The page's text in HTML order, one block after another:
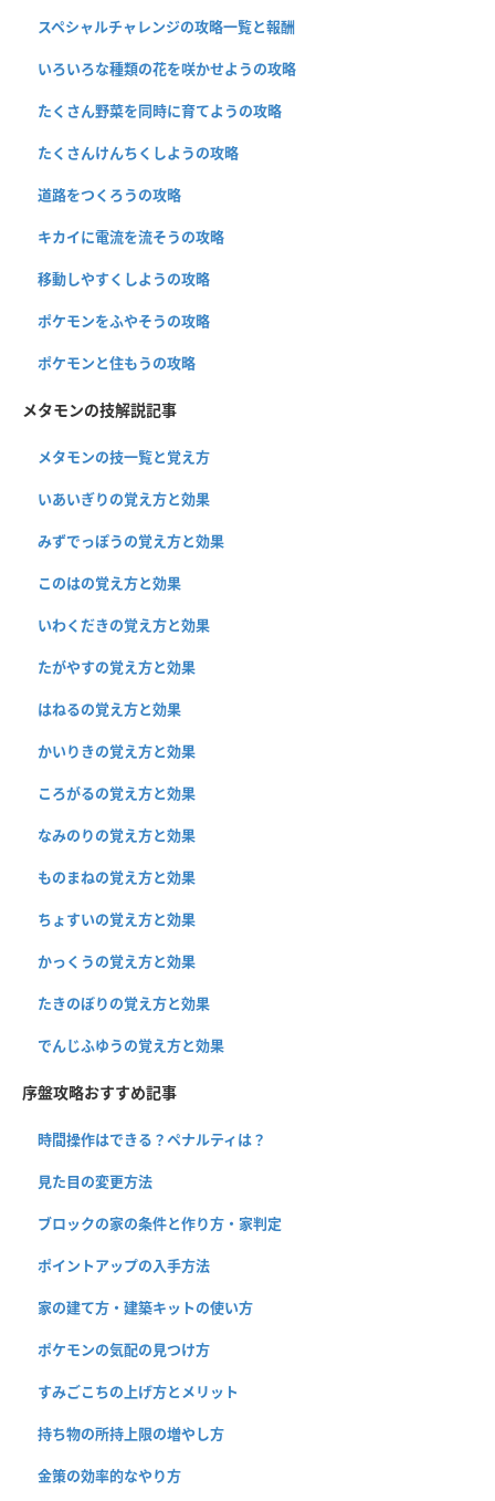
スペシャルチャレンジの攻略一覧と報酬
いろいろな種類の花を咲かせようの攻略
たくさん野菜を同時に育てようの攻略
たくさんけんちくしようの攻略
道路をつくろうの攻略
キカイに電流を流そうの攻略
移動しやすくしようの攻略
ポケモンをふやそうの攻略
ポケモンと住もうの攻略
メタモンの技解説記事
メタモンの技一覧と覚え方
いあいぎりの覚え方と効果
みずでっぽうの覚え方と効果
このはの覚え方と効果
いわくだきの覚え方と効果
たがやすの覚え方と効果
はねるの覚え方と効果
かいりきの覚え方と効果
ころがるの覚え方と効果
なみのりの覚え方と効果
ものまねの覚え方と効果
ちょすいの覚え方と効果
かっくうの覚え方と効果
たきのぼりの覚え方と効果
でんじふゆうの覚え方と効果
序盤攻略おすすめ記事
時間操作はできる？ペナルティは？
見た目の変更方法
ブロックの家の条件と作り方・家判定
ポイントアップの入手方法
家の建て方・建築キットの使い方
ポケモンの気配の見つけ方
すみごこちの上げ方とメリット
持ち物の所持上限の増やし方
金策の効率的なやり方